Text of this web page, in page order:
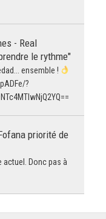
- Real
le rythme"
ensemble !
?
priorité de
actuel. Donc pas à